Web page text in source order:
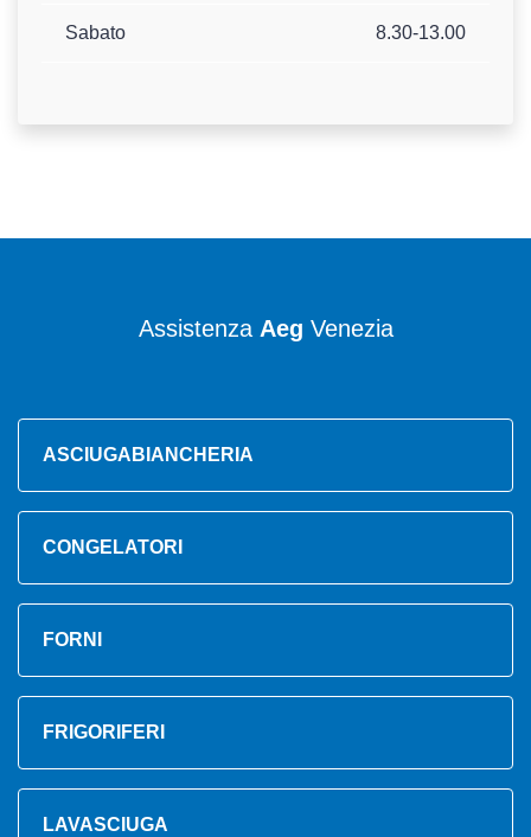
Sabato 8.30-13.00
Assistenza Aeg Venezia
ASCIUGABIANCHERIA
CONGELATORI
FORNI
FRIGORIFERI
LAVASCIUGA